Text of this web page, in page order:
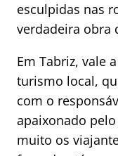
esculpidas nas
verdadeira obra
Em Tabriz, vale
turismo local,
com o
apaixonado
muito os